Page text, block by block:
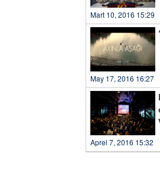
Mart 10, 2016 15:29
May 17, 2016 16:27
Aprel 7, 2016 15:32